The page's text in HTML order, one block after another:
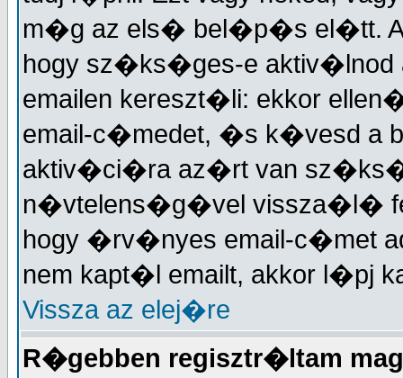
m�g az els� bel�p�s el�tt.
hogy sz�ks�ges-e
emailen kereszt�li: ekkor
email-c�medet, �s k�vesd a
aktiv�ci�ra az�rt van
n�vtelens�g�vel vissza�l�
hogy �rv�nyes email-c�met
nem kapt�l emailt, akkor l�pj
Vissza az elej�re
R�gebben regisztr�ltam